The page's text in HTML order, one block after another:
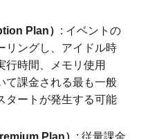
Plan） : イベントの
リングし、アイドル時
行時間、メモリ使用
て課金される最も一般
タートが発生する可能
Plan） : 従量課金